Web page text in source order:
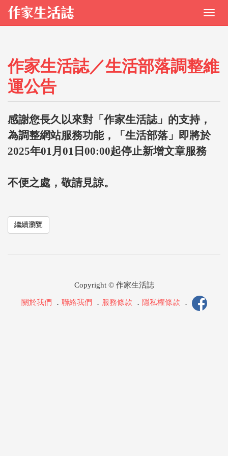
作家生活誌／生活部落調整維
運公告
感謝您長久以來對「作家生活誌」的支持，
為調整網站服務功能，「生活部落」即將於
2025年01月01日00:00起停止新增文章服務
不便之處，敬請見諒。
繼續瀏覽
Copyright © 作家生活誌
關於我們 ． 聯絡我們 ． 服務條款 ． 隱私權條款 ．